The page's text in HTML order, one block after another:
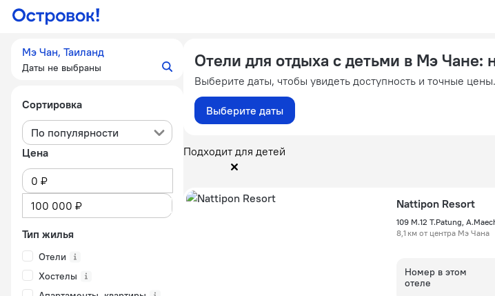
Мэ Чан, Таиланд
Даты не выбраны
Сортировка
По популярности
Цена
Тип жилья
Отели
Хостелы
Отели для отдыха с детьми в Мэ Чане:
Выберите даты, чтобы увидеть доступность и точные цены.
Выберите даты
Подходит для детей
Nattipon Resort
109 M.12 T.Patung,
8,1 км от центра Мэ Чана
Номер в этом
отеле